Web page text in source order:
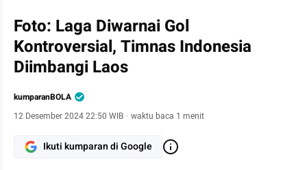
Foto: Laga Diwarnai Gol
Kontroversial, Timnas Indonesia
Diimbangi Laos
kumparanBOLA
12 Desember 2024 22:50 WIB · waktu baca 1 menit
Ikuti kumparan di Google